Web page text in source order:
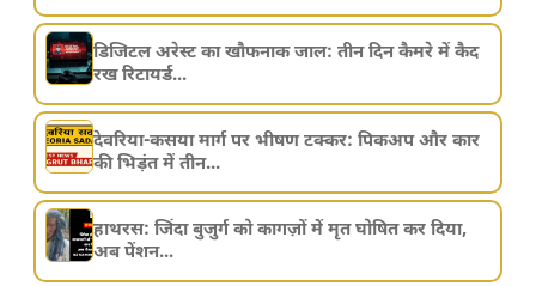
डिजिटल अरेस्ट का खौफनाक जाल: तीन दिन कैमरे में कैद
रख रिटायर्ड...
देवरिया-कसया मार्ग पर भीषण टक्कर: पिकअप और कार
की भिड़ंत में तीन...
हाथरस: जिंदा बुजुर्ग को कागज़ों में मृत घोषित कर दिया,
अब पेंशन...